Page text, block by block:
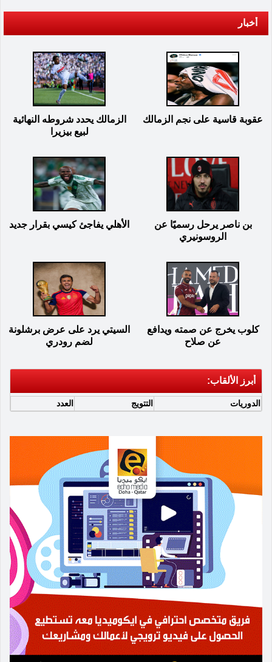
أخبار
عقوبة قاسية على نجم الزمالك
الزمالك يحدد شروطه النهائية
لبيع بيزيرا
بن ناصر يرحل رسميًا عن
الروسونيري
الأهلي يفاجئ كيسي بقرار جديد
كلوب يخرج عن صمته ويدافع
عن صلاح
السيتي يرد على عرض برشلونة
لضم رودري
أبرز الألقاب:
الدوريات التتويج العدد